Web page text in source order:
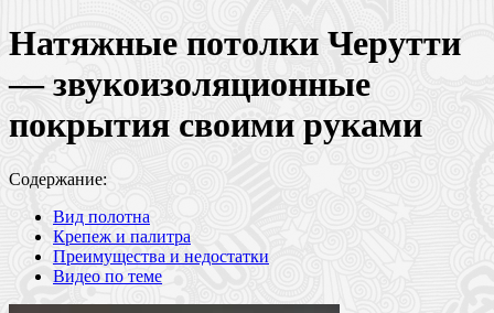
Натяжные потолки Черутти
— звукоизоляционные
покрытия своими руками
Содержание:
Вид полотна
Крепеж и палитра
Преимущества и недостатки
Видео по теме